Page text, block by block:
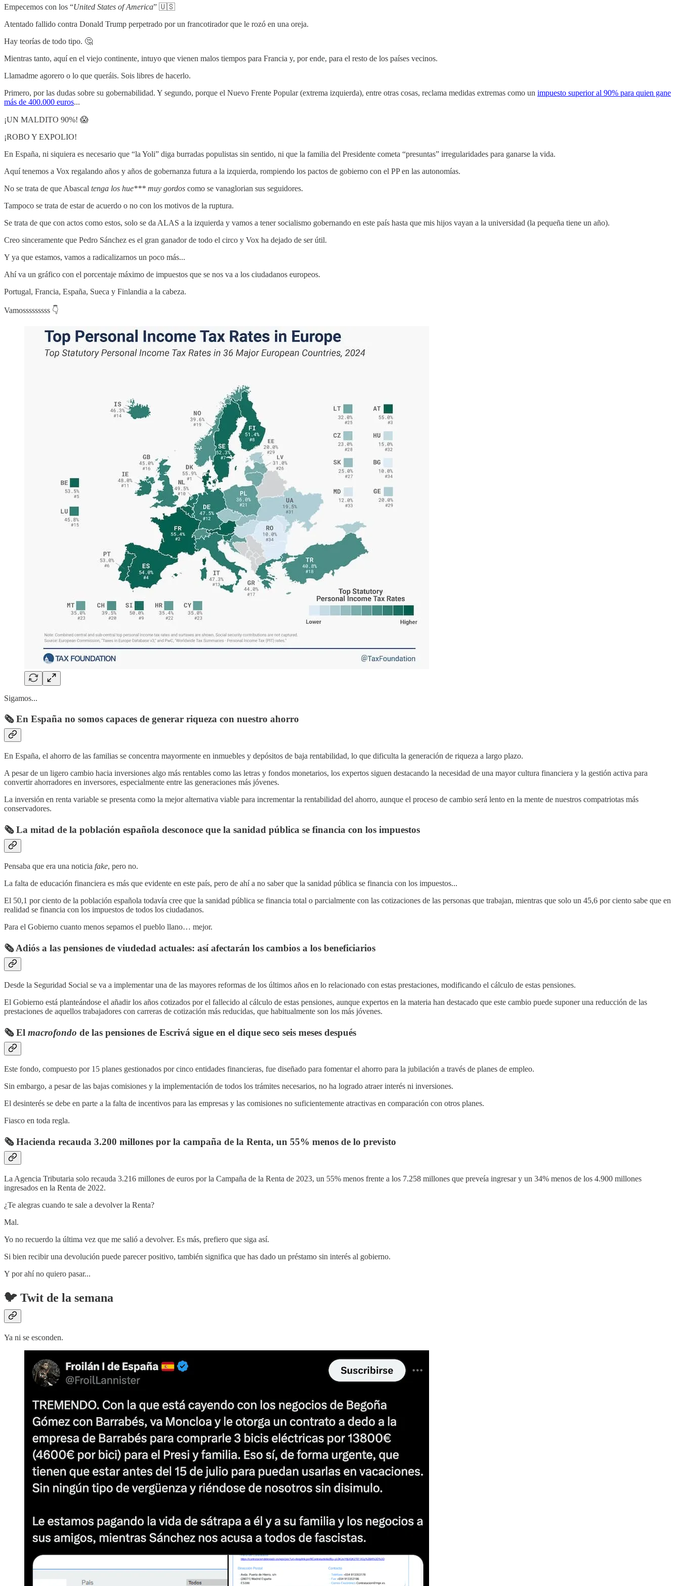
Empecemos con los “United States of America” 🇺🇸
Atentado fallido contra Donald Trump perpetrado por un francotirador que le rozó en una oreja.
Hay teorías de todo tipo. 🤔
Mientras tanto, aquí en el viejo continente, intuyo que vienen malos tiempos para Francia y, por ende, para el resto de los países vecinos.
Llamadme agorero o lo que queráis. Sois libres de hacerlo.
Primero, por las dudas sobre su gobernabilidad. Y segundo, porque el Nuevo Frente Popular (extrema izquierda), entre otras cosas, reclama medidas extremas como un impuesto superior al 90% para quien gane
más de 400.000 euros...
¡UN MALDITO 90%! 😱
¡ROBO Y EXPOLIO!
En España, ni siquiera es necesario que “la Yoli” diga burradas populistas sin sentido, ni que la familia del Presidente cometa “presuntas” irregularidades para ganarse la vida.
Aquí tenemos a Vox regalando años y años de gobernanza futura a la izquierda, rompiendo los pactos de gobierno con el PP en las autonomías.
No se trata de que Abascal tenga los hue*** muy gordos como se vanaglorian sus seguidores.
Tampoco se trata de estar de acuerdo o no con los motivos de la ruptura.
Se trata de que con actos como estos, solo se da ALAS a la izquierda y vamos a tener socialismo gobernando en este país hasta que mis hijos vayan a la universidad (la pequeña tiene un año).
Creo sinceramente que Pedro Sánchez es el gran ganador de todo el circo y Vox ha dejado de ser útil.
Y ya que estamos, vamos a radicalizarnos un poco más...
Ahí va un gráfico con el porcentaje máximo de impuestos que se nos va a los ciudadanos europeos.
Portugal, Francia, España, Sueca y Finlandia a la cabeza.
Vamosssssssss 👇
Sigamos...
🗞️ En España no somos capaces de generar riqueza con nuestro ahorro
En España, el ahorro de las familias se concentra mayormente en inmuebles y depósitos de baja rentabilidad, lo que dificulta la generación de riqueza a largo plazo.
A pesar de un ligero cambio hacia inversiones algo más rentables como las letras y fondos monetarios, los expertos siguen destacando la necesidad de una mayor cultura financiera y la gestión activa para
convertir ahorradores en inversores, especialmente entre las generaciones más jóvenes.
La inversión en renta variable se presenta como la mejor alternativa viable para incrementar la rentabilidad del ahorro, aunque el proceso de cambio será lento en la mente de nuestros compatriotas más
conservadores.
🗞️ La mitad de la población española desconoce que la sanidad pública se financia con los impuestos
Pensaba que era una noticia fake, pero no.
La falta de educación financiera es más que evidente en este país, pero de ahí a no saber que la sanidad pública se financia con los impuestos...
El 50,1 por ciento de la población española todavía cree que la sanidad pública se financia total o parcialmente con las cotizaciones de las personas que trabajan, mientras que solo un 45,6 por ciento sabe que en
realidad se financia con los impuestos de todos los ciudadanos.
Para el Gobierno cuanto menos sepamos el pueblo llano… mejor.
🗞️ Adiós a las pensiones de viudedad actuales: así afectarán los cambios a los beneficiarios
Desde la Seguridad Social se va a implementar una de las mayores reformas de los últimos años en lo relacionado con estas prestaciones, modificando el cálculo de estas pensiones.
El Gobierno está planteándose el añadir los años cotizados por el fallecido al cálculo de estas pensiones, aunque expertos en la materia han destacado que este cambio puede suponer una reducción de las
prestaciones de aquellos trabajadores con carreras de cotización más reducidas, que habitualmente son los más jóvenes.
🗞️ El macrofondo de las pensiones de Escrivá sigue en el dique seco seis meses después
Este fondo, compuesto por 15 planes gestionados por cinco entidades financieras, fue diseñado para fomentar el ahorro para la jubilación a través de planes de empleo.
Sin embargo, a pesar de las bajas comisiones y la implementación de todos los trámites necesarios, no ha logrado atraer interés ni inversiones.
El desinterés se debe en parte a la falta de incentivos para las empresas y las comisiones no suficientemente atractivas en comparación con otros planes.
Fiasco en toda regla.
🗞️ Hacienda recauda 3.200 millones por la campaña de la Renta, un 55% menos de lo previsto
La Agencia Tributaria solo recauda 3.216 millones de euros por la Campaña de la Renta de 2023, un 55% menos frente a los 7.258 millones que preveía ingresar y un 34% menos de los 4.900 millones
ingresados en la Renta de 2022.
¿Te alegras cuando te sale a devolver la Renta?
Mal.
Yo no recuerdo la última vez que me salió a devolver. Es más, prefiero que siga así.
Si bien recibir una devolución puede parecer positivo, también significa que has dado un préstamo sin interés al gobierno.
Y por ahí no quiero pasar...
🐦 Twit de la semana
Ya ni se esconden.